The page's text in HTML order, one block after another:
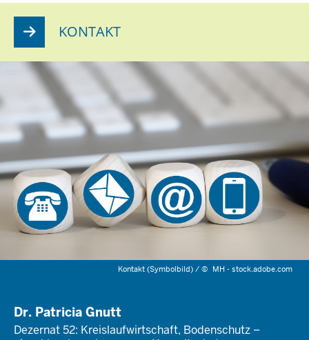
KONTAKT
Kontakt (Symbolbild) /© MH - stock.adobe.com
Dr. Patricia Gnutt
Dezernat 52: Kreislaufwirtschaft, Bodenschutz –